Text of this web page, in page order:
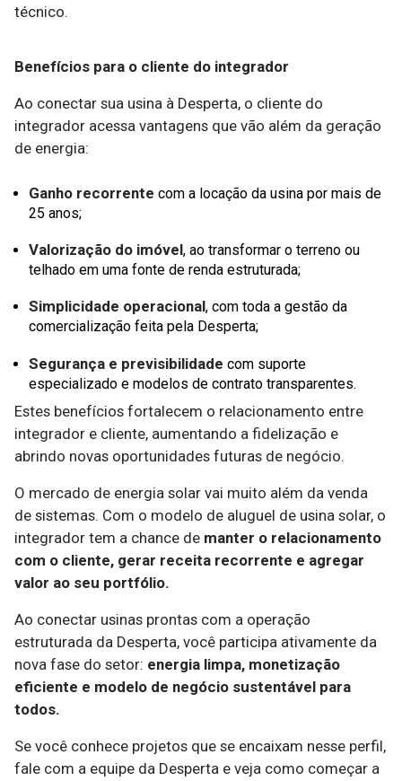
técnico.
Benefícios para o cliente do integrador
Ao conectar sua usina à Desperta, o cliente do
integrador acessa vantagens que vão além da geração
de energia:
Ganho recorrente com a locação da usina por mais de
25 anos;
Valorização do imóvel, ao transformar o terreno ou
telhado em uma fonte de renda estruturada;
Simplicidade operacional, com toda a gestão da
comercialização feita pela Desperta;
Segurança e previsibilidade com suporte
especializado e modelos de contrato transparentes.
Estes benefícios fortalecem o relacionamento entre
integrador e cliente, aumentando a fidelização e
abrindo novas oportunidades futuras de negócio.
O mercado de energia solar vai muito além da venda
de sistemas. Com o modelo de aluguel de usina solar, o
integrador tem a chance de manter o relacionamento
com o cliente, gerar receita recorrente e agregar
valor ao seu portfólio.
Ao conectar usinas prontas com a operação
estruturada da Desperta, você participa ativamente da
nova fase do setor: energia limpa, monetização
eficiente e modelo de negócio sustentável para
todos.
Se você conhece projetos que se encaixam nesse perfil,
fale com a equipe da Desperta e veja como começar a